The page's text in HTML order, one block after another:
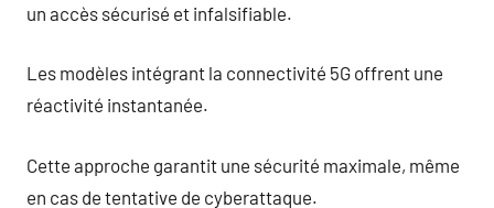
un accès sécurisé et infalsifiable.
Les modèles intégrant la connectivité 5G offrent une
réactivité instantanée.
Cette approche garantit une sécurité maximale, même
en cas de tentative de cyberattaque.